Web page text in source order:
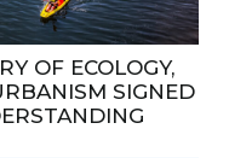
OF ECOLOGY,
SIGNED